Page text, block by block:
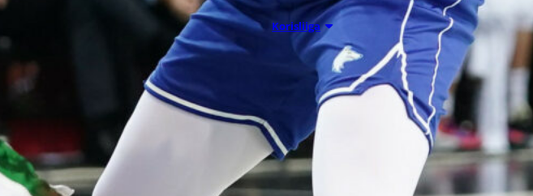
Korisliiga 07.08.2026 09:23
Daniel Dolenc
KTP-Basketin
haaviin